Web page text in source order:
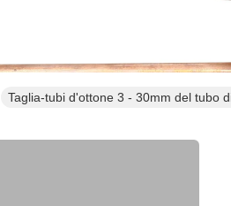
Taglia-tubi d'ottone 3 - 30mm del tubo